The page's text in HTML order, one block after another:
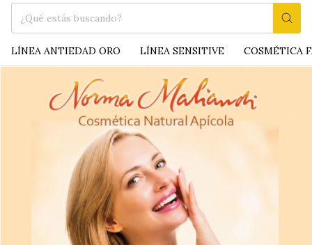
LÍNEA ANTIEDAD ORO LÍNEA SENSITIVE COSMÉTICA